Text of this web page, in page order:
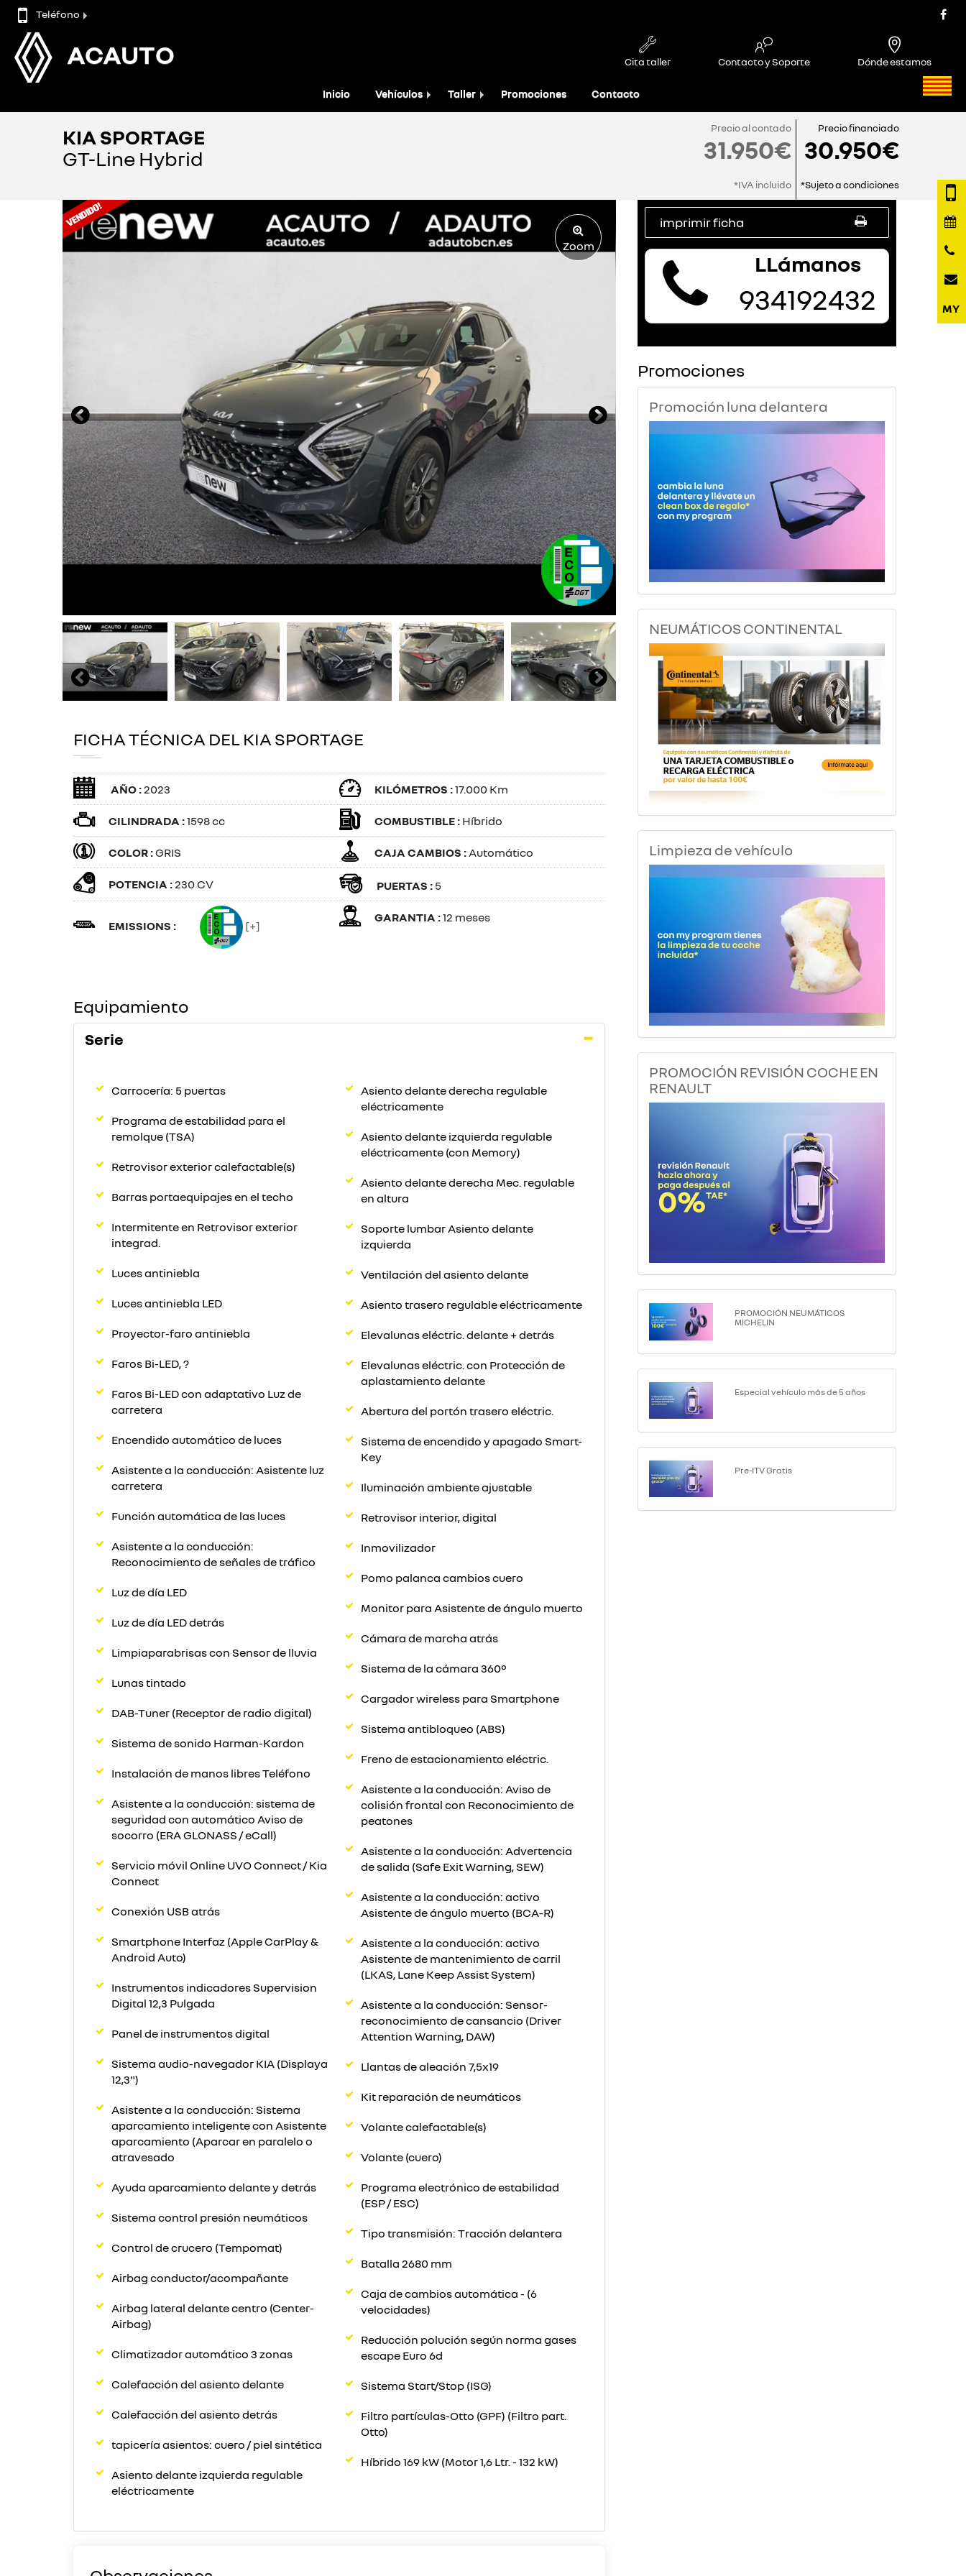
Teléfono
ACAUTO Cita taller Contacto y Soporte Dónde estamos
Inicio Vehículos Taller Promociones Contacto
KIA SPORTAGE
GT-Line Hybrid
Precio al contado
31.950€
*IVA incluido
Precio financiado
30.950€
*Sujeto a condiciones
Zoom
FICHA TÉCNICA DEL KIA SPORTAGE
AÑO :2023 KILÓMETROS :17.000 Km
CILINDRADA :1598 cc COMBUSTIBLE : Híbrido
COLOR :GRIS CAJA CAMBIOS :Automático
POTENCIA :230 CV PUERTAS : 5
EMISSIONS : [+]
GARANTIA :12 meses
Equipamiento
Serie
Carrocería: 5 puertas
Programa de estabilidad para el
remolque (TSA)
Retrovisor exterior calefactable(s)
Barras portaequipajes en el techo
Intermitente en Retrovisor exterior
integrad.
Luces antiniebla
Luces antiniebla LED
Proyector-faro antiniebla
Faros Bi-LED, ?
Faros Bi-LED con adaptativo Luz de
carretera
Encendido automático de luces
Asistente a la conducción: Asistente luz
carretera
Función automática de las luces
Asistente a la conducción:
Reconocimiento de señales de tráfico
Luz de día LED
Luz de día LED detrás
Limpiaparabrisas con Sensor de lluvia
Lunas tintado
DAB-Tuner (Receptor de radio digital)
Sistema de sonido Harman-Kardon
Instalación de manos libres Teléfono
Asistente a la conducción: sistema de
seguridad con automático Aviso de
socorro (ERA GLONASS / eCall)
Servicio móvil Online UVO Connect / Kia
Connect
Conexión USB atrás
Smartphone Interfaz (Apple CarPlay &
Android Auto)
Instrumentos indicadores Supervision
Digital 12,3 Pulgada
Panel de instrumentos digital
Sistema audio-navegador KIA (Displaya
12,3")
Asistente a la conducción: Sistema
aparcamiento inteligente con Asistente
aparcamiento (Aparcar en paralelo o
atravesado
Ayuda aparcamiento delante y detrás
Sistema control presión neumáticos
Control de crucero (Tempomat)
Airbag conductor/acompañante
Airbag lateral delante centro (Center-
Airbag)
Climatizador automático 3 zonas
Calefacción del asiento delante
Calefacción del asiento detrás
tapicería asientos: cuero / piel sintética
Asiento delante izquierda regulable
eléctricamente
Asiento delante derecha regulable
eléctricamente
Asiento delante izquierda regulable
eléctricamente (con Memory)
Asiento delante derecha Mec. regulable
en altura
Soporte lumbar Asiento delante
izquierda
Ventilación del asiento delante
Asiento trasero regulable eléctricamente
Elevalunas eléctric. delante + detrás
Elevalunas eléctric. con Protección de
aplastamiento delante
Abertura del portón trasero eléctric.
Sistema de encendido y apagado Smart-
Key
Iluminación ambiente ajustable
Retrovisor interior, digital
Inmovilizador
Pomo palanca cambios cuero
Monitor para Asistente de ángulo muerto
Cámara de marcha atrás
Sistema de la cámara 360°
Cargador wireless para Smartphone
Sistema antibloqueo (ABS)
Freno de estacionamiento eléctric.
Asistente a la conducción: Aviso de
colisión frontal con Reconocimiento de
peatones
Asistente a la conducción: Advertencia
de salida (Safe Exit Warning, SEW)
Asistente a la conducción: activo
Asistente de ángulo muerto (BCA-R)
Asistente a la conducción: activo
Asistente de mantenimiento de carril
(LKAS, Lane Keep Assist System)
Asistente a la conducción: Sensor-
reconocimiento de cansancio (Driver
Attention Warning, DAW)
Llantas de aleación 7,5x19
Kit reparación de neumáticos
Volante calefactable(s)
Volante (cuero)
Programa electrónico de estabilidad
(ESP / ESC)
Tipo transmisión: Tracción delantera
Batalla 2680 mm
Caja de cambios automática - (6
velocidades)
Reducción polución según norma gases
escape Euro 6d
Sistema Start/Stop (ISG)
Filtro partículas-Otto (GPF) (Filtro part.
Otto)
Híbrido 169 kW (Motor 1,6 Ltr. - 132 kW)
imprimir ficha
LLámanos
934192432
Promociones
Promoción luna delantera
NEUMÁTICOS CONTINENTAL
Limpieza de vehículo
PROMOCIÓN REVISIÓN COCHE EN
RENAULT
PROMOCIÓN NEUMÁTICOS
MICHELIN
Especial vehículo más de 5 años
Pre-ITV Gratis